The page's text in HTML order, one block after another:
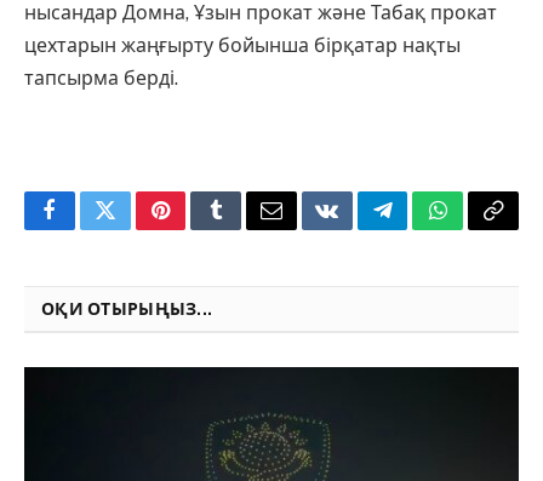
нысандар Домна, Ұзын прокат және Табақ прокат
цехтарын жаңғырту бойынша бірқатар нақты
тапсырма берді.
FacebookTwitterPinterestTumblrEmailVKontakteTelegramWhatsApp
Copy
ОҚИ ОТЫРЫҢЫЗ...